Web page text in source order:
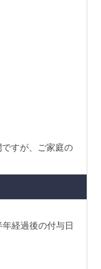
すが、ご家庭の
経過後の付与日